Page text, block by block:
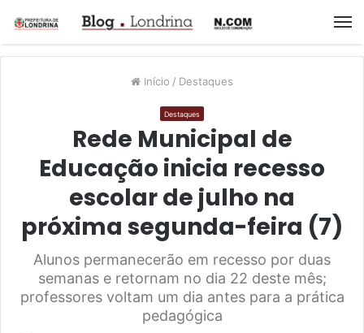
Início / Destaques
Destaques
Rede Municipal de
Educação inicia recesso
escolar de julho na
próxima segunda-feira (7)
Alunos permanecerão em recesso por duas
semanas e retornam no dia 22 deste mês;
professores voltam um dia antes para a prática
pedagógica